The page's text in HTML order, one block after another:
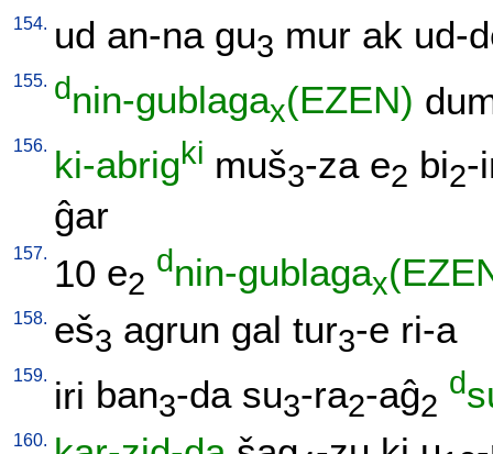
154. ud an-na gu3 mur ak ud-
155. dnin-gublagax(EZEN)
156. ki-abrigki muš3-za e2 bi2-
ĝar
157. 10 e2
dnin-gublagax
158. eš3 agrun gal tur3-e ri-a
159. iri ban3-da su3-ra2-aĝ2
d
160.